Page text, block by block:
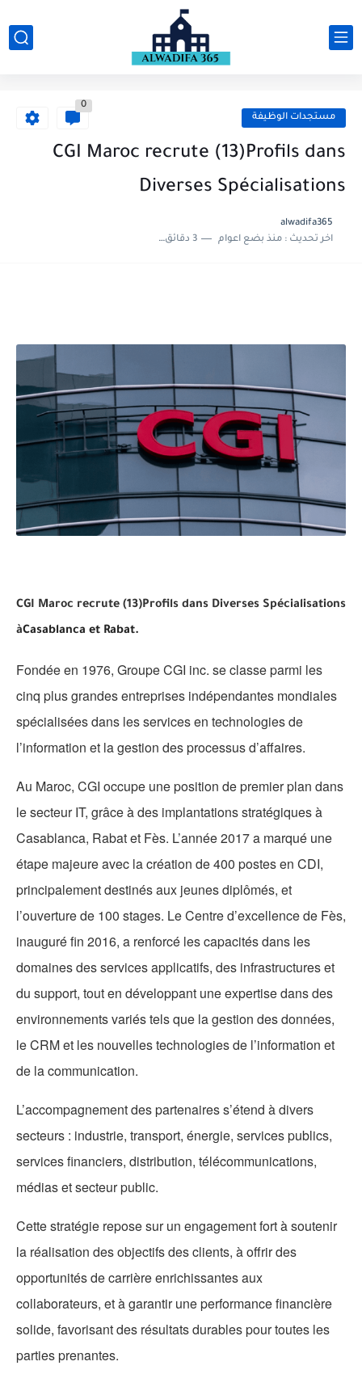
مستجدات الوظيفة
0
CGI Maroc recrute (13)Profils dans
Diverses Spécialisations
alwadifa365
اخر تحديث :منذ بضع اعوام 3 دقائق للقراءة
CGI Maroc recrute (13)Profils dans Diverses Spécialisations
àCasablanca et Rabat.
Fondée en 1976, Groupe CGI inc. se classe parmi les
cinq plus grandes entreprises indépendantes mondiales
spécialisées dans les services en technologies de
l’information et la gestion des processus d’affaires.
Au Maroc, CGI occupe une position de premier plan dans
le secteur IT, grâce à des implantations stratégiques à
Casablanca, Rabat et Fès. L’année 2017 a marqué une
étape majeure avec la création de 400 postes en CDI,
principalement destinés aux jeunes diplômés, et
l’ouverture de 100 stages. Le Centre d’excellence de Fès,
inauguré fin 2016, a renforcé les capacités dans les
domaines des services applicatifs, des infrastructures et
du support, tout en développant une expertise dans des
environnements variés tels que la gestion des données,
le CRM et les nouvelles technologies de l’information et
de la communication.
L’accompagnement des partenaires s’étend à divers
secteurs : industrie, transport, énergie, services publics,
services financiers, distribution, télécommunications,
médias et secteur public.
Cette stratégie repose sur un engagement fort à soutenir
la réalisation des objectifs des clients, à offrir des
opportunités de carrière enrichissantes aux
collaborateurs, et à garantir une performance financière
solide, favorisant des résultats durables pour toutes les
parties prenantes.